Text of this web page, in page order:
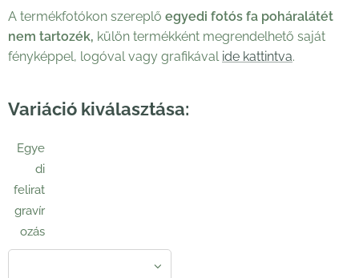
A termékfotókon szereplő egyedi fotós fa poháralátét
nem tartozék, külön termékként megrendelhető saját
fényképpel, logóval vagy grafikával ide kattintva.
Variáció kiválasztása:
Egye
di
felirat
gravír
ozás